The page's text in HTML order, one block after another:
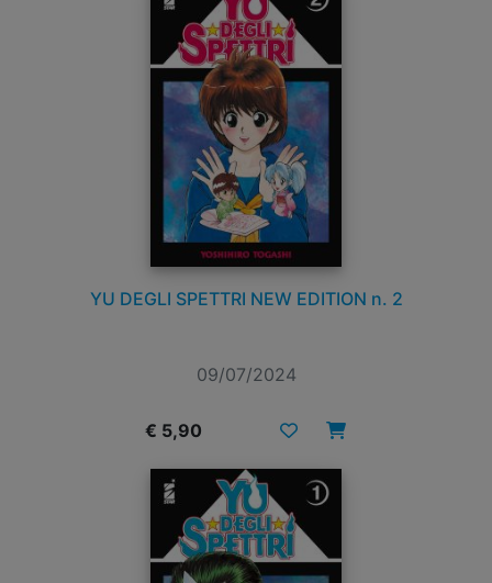
YU DEGLI SPETTRI NEW EDITION n. 2
09/07/2024
€ 5,90